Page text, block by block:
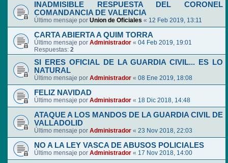
INADMISIBLE RESPUESTA DEL CORONEL
COMANDANCIA DE VALENCIA
Último mensaje por Union de Oficiales « 12 Feb 2019, 13:11
CARTA ABIERTA A QUIM TORRA
Último mensaje por Administrador « 04 Feb 2019, 19:01
Respuestas: 2
SI ERES OFICIAL DE LA GUARDIA CIVIL... ES LO
NATURAL
Último mensaje por Administrador « 08 Ene 2019, 18:08
FELIZ NAVIDAD
Último mensaje por Administrador « 18 Dic 2018, 14:48
ATAQUE A LOS MANDOS DE LA GUARDIA CIVIL DE
VALLADOLID
Último mensaje por Administrador « 23 Nov 2018, 22:03
NO A LA LEY VASCA DE ABUSOS POLICIALES
Último mensaje por Administrador « 17 Nov 2018, 14:00